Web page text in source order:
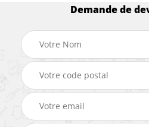
Demande de